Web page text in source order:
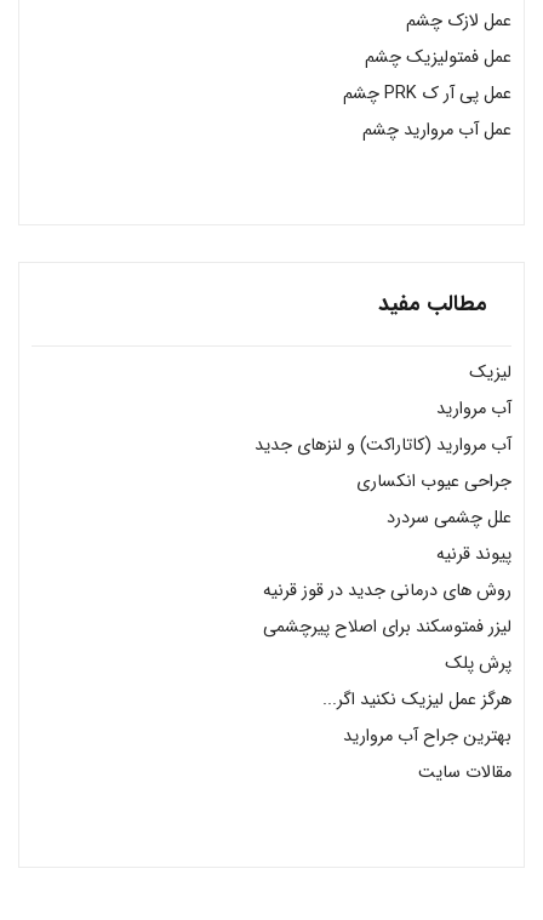
عمل لازک چشم
عمل فمتولیزیک چشم
عمل پی آر ک PRK چشم
عمل آب مروارید چشم
مطالب مفید
لیزیک
آب مروارید
آب مروارید (کاتاراکت) و لنزهای جدید
جراحی عیوب انکساری
علل چشمی سردرد
پیوند قرنیه
روش های درمانی جدید در قوز قرنیه
لیزر فمتوسکند برای اصلاح پیرچشمی
پرش پلک
هرگز عمل لیزیک نکنید اگر...
بهترین جراح آب مروارید
مقالات سایت